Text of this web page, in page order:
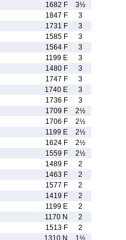
1682 F
3½
1847 F
3
1731 F
3
1585 F
3
1564 F
3
1199 E
3
1480 F
3
1747 F
3
1740 E
3
1736 F
3
1709 F
2½
1706 F
2½
1199 E
2½
1624 F
2½
1559 F
2½
1489 F
2
1463 F
2
1577 F
2
1419 F
2
1199 E
2
1170 N
2
1513 F
2
1310 N 1½